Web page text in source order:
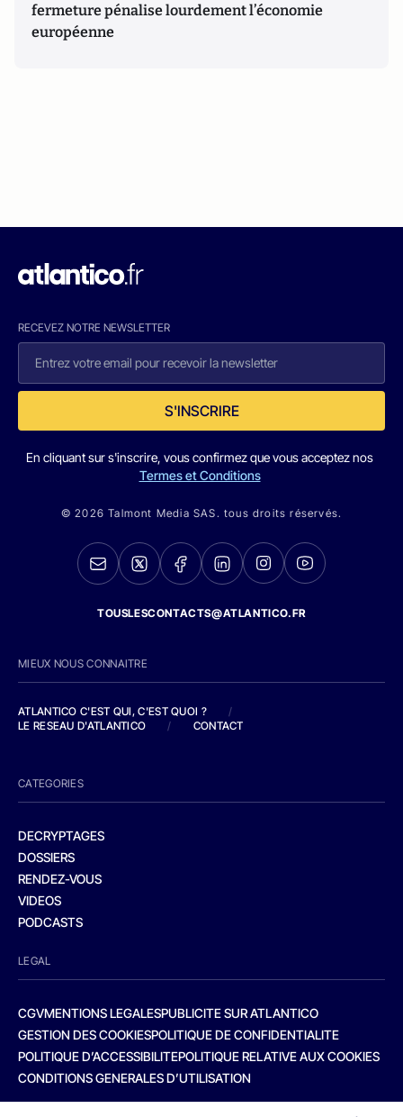
fermeture pénalise lourdement l’économie
européenne
RECEVEZ NOTRE NEWSLETTER
S'INSCRIRE
En cliquant sur s'inscrire, vous confirmez que vous acceptez nos
Termes et Conditions
© 2026 Talmont Media SAS. tous droits réservés.
TOUSLESCONTACTS@ATLANTICO.FR
MIEUX NOUS CONNAITRE
ATLANTICO C'EST QUI, C'EST QUOI ?
/
LE RESEAU D'ATLANTICO
/ CONTACT
CATEGORIES
DECRYPTAGES
DOSSIERS
RENDEZ-VOUS
VIDEOS
PODCASTS
LEGAL
CGVMENTIONS LEGALESPUBLICITE SUR ATLANTICO
GESTION DES COOKIESPOLITIQUE DE CONFIDENTIALITE
POLITIQUE D’ACCESSIBILITEPOLITIQUE RELATIVE AUX COOKIES
CONDITIONS GENERALES D’UTILISATION